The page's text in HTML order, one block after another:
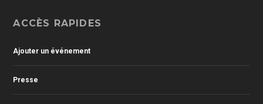
ACCÈS RAPIDES
Ajouter un événement
Presse